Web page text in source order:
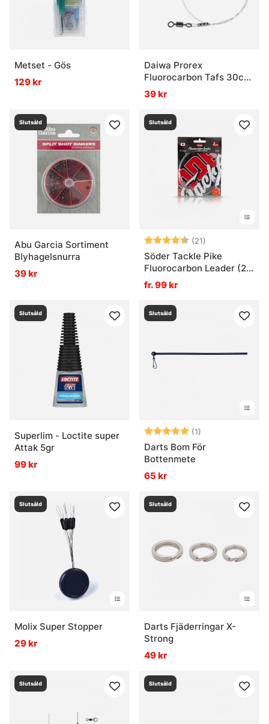
Metset - Gös
129 kr
Daiwa Prorex
Fluorocarbon Tafs 30cm
31kg/70lb
39 kr
Slutsåld
Abu Garcia Sortiment
Blyhagelsnurra
39 kr
Slutsåld
Betyg: (21)
Söder Tackle Pike
Fluorocarbon Leader (2-
pack)
fr. 99 kr
Slutsåld
Superlim - Loctite super
Attak 5gr
99 kr
Slutsåld
Betyg: (1)
Darts Bom För
Bottenmete
65 kr
Slutsåld
Molix Super Stopper
29 kr
Slutsåld
Darts Fjäderringar X-
Strong
49 kr
Slutsåld Slutsåld